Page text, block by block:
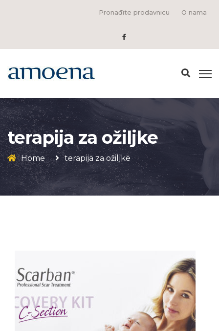
Pronađite prodavnicu O nama
terapija za ožiljke
Home terapija za ožiljke